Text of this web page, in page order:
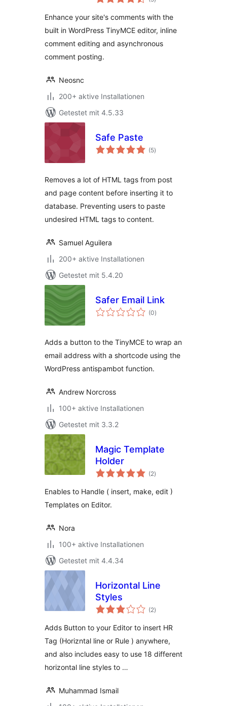
insgesamt
Enhance your site's comments with the
built in WordPress TinyMCE editor, inline
comment editing and asynchronous
comment posting.
Neosnc
200+ aktive Installationen
Getestet mit 4.5.33
Safe Paste
(5Bewertungen
insgesamt
)
Removes a lot of HTML tags from post
and page content before inserting it to
database. Preventing users to paste
undesired HTML tags to content.
Samuel Aguilera
200+ aktive Installationen
Getestet mit 5.4.20
Safer Email Link
(0Bewertungen
insgesamt
)
Adds a button to the TinyMCE to wrap an
email address with a shortcode using the
WordPress antispambot function.
Andrew Norcross
100+ aktive Installationen
Getestet mit 3.3.2
Magic Template
Holder
(2Bewertungen
insgesamt
)
Enables to Handle ( insert, make, edit )
Templates on Editor.
Nora
100+ aktive Installationen
Getestet mit 4.4.34
Horizontal Line
Styles
(2Bewertungen
insgesamt
)
Adds Button to your Editor to insert HR
Tag (Horizntal line or Rule ) anywhere,
and also includes easy to use 18 different
horizontal line styles to …
Muhammad Ismail